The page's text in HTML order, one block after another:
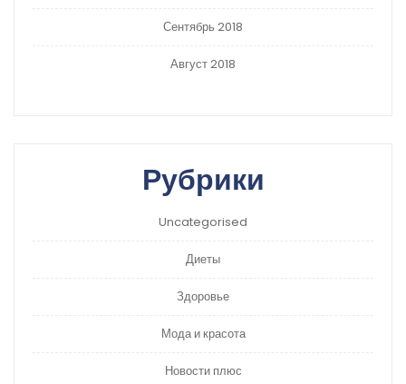
Сентябрь 2018
Август 2018
Рубрики
Uncategorised
Диеты
Здоровье
Мода и красота
Новости плюс